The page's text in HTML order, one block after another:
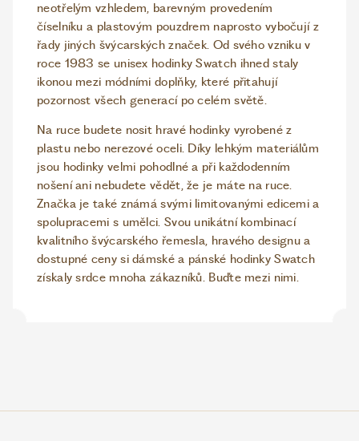
neotřelým vzhledem, barevným provedením
číselníku a plastovým pouzdrem naprosto vybočují z
řady jiných švýcarských značek. Od svého vzniku v
roce 1983 se unisex hodinky Swatch ihned staly
ikonou mezi módními doplňky, které přitahují
pozornost všech generací po celém světě.
Na ruce budete nosit hravé hodinky vyrobené z
plastu nebo nerezové oceli. Díky lehkým materiálům
jsou hodinky velmi pohodlné a při každodenním
nošení ani nebudete vědět, že je máte na ruce.
Značka je také známá svými limitovanými edicemi a
spolupracemi s umělci. Svou unikátní kombinací
kvalitního švýcarského řemesla, hravého designu a
dostupné ceny si dámské a pánské hodinky Swatch
získaly srdce mnoha zákazníků. Buďte mezi nimi.